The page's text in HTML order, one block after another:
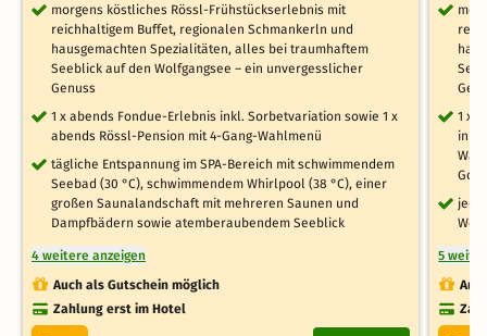
morgens köstliches Rössl-Frühstückserlebnis mit
reichhaltigem Buffet, regionalen Schmankerln und
hausgemachten Spezialitäten, alles bei traumhaftem
Seeblick auf den Wolfgangsee – ein unvergesslicher
Genuss
1 x abends Fondue-Erlebnis inkl. Sorbetvariation sowie 1 x
abends Rössl-Pension mit 4-Gang-Wahlmenü
tägliche Entspannung im SPA-Bereich mit schwimmendem
Seebad (30 °C), schwimmendem Whirlpool (38 °C), einer
großen Saunalandschaft mit mehreren Saunen und
Dampfbädern sowie atemberaubendem Seeblick
4 weitere anzeigen
Auch als Gutschein möglich
Zahlung erst im Hotel
1 x
inkl.
5